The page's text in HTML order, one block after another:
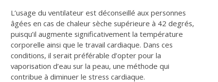
L’usage du ventilateur est déconseillé aux personnes
âgées en cas de chaleur sèche supérieure à 42 degrés,
puisqu’il augmente significativement la température
corporelle ainsi que le travail cardiaque. Dans ces
conditions, il serait préférable d’opter pour la
vaporisation d’eau sur la peau, une méthode qui
contribue à diminuer le stress cardiaque.